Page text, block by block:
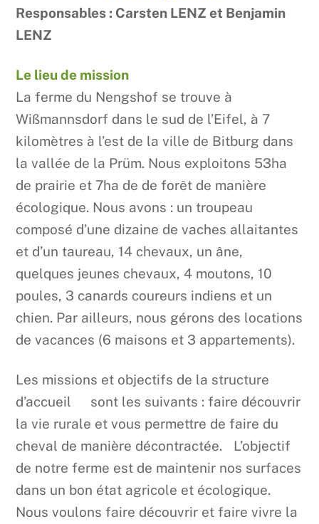
Responsables : Carsten LENZ et Benjamin
LENZ
Le lieu de mission
La ferme du Nengshof se trouve à
Wißmannsdorf dans le sud de l’Eifel, à 7
kilomètres à l’est de la ville de Bitburg dans
la vallée de la Prüm. Nous exploitons 53ha
de prairie et 7ha de de forêt de manière
écologique. Nous avons : un troupeau
composé d’une dizaine de vaches allaitantes
et d’un taureau, 14 chevaux, un âne,
quelques jeunes chevaux, 4 moutons, 10
poules, 3 canards coureurs indiens et un
chien. Par ailleurs, nous gérons des locations
de vacances (6 maisons et 3 appartements).
Les missions et objectifs de la structure
d’accueil sont les suivants : faire découvrir
la vie rurale et vous permettre de faire du
cheval de manière décontractée. L’objectif
de notre ferme est de maintenir nos surfaces
dans un bon état agricole et écologique.
Nous voulons faire découvrir et faire vivre la